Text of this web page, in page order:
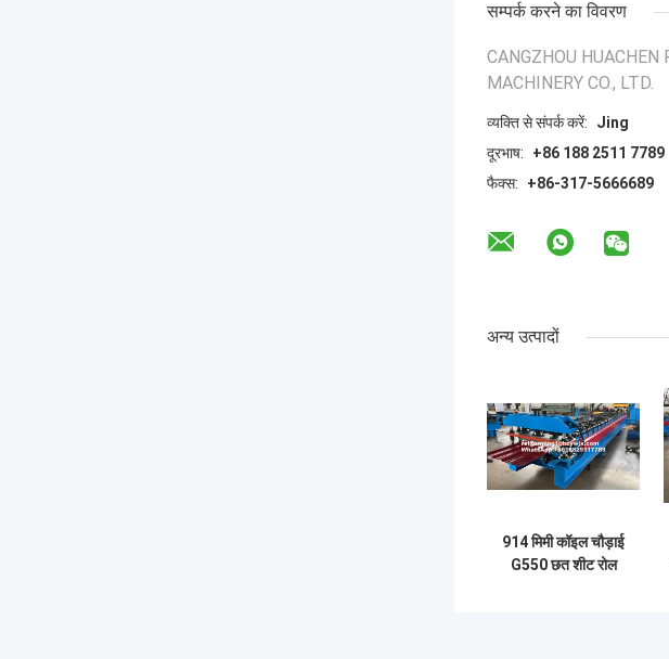
सम्पर्क करने का विवरण
CANGZHOU HUACHEN
MACHINERY CO., LTD.
व्यक्ति से संपर्क करें:
Jing
दूरभाष:
+86 188 2511 7789
फैक्स:
+86-317-5666689
अन्य उत्पादों
914 मिमी कॉइल चौड़ाई
G550 छत शीट रोल